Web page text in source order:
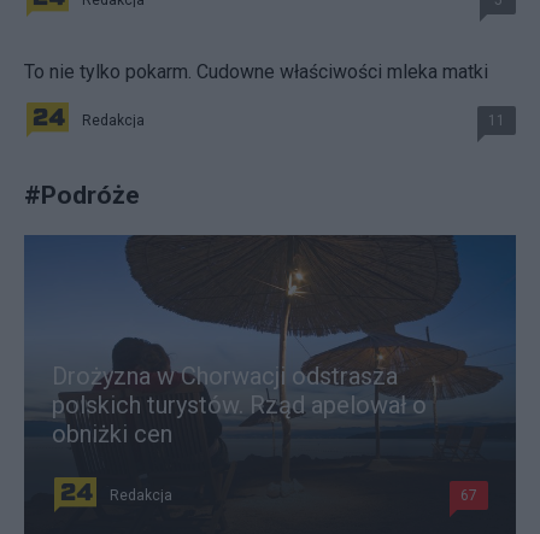
To nie tylko pokarm. Cudowne właściwości mleka matki
Redakcja 11
#Podróże
Drożyzna w Chorwacji odstrasza
polskich turystów. Rząd apelował o
obniżki cen
Redakcja 67